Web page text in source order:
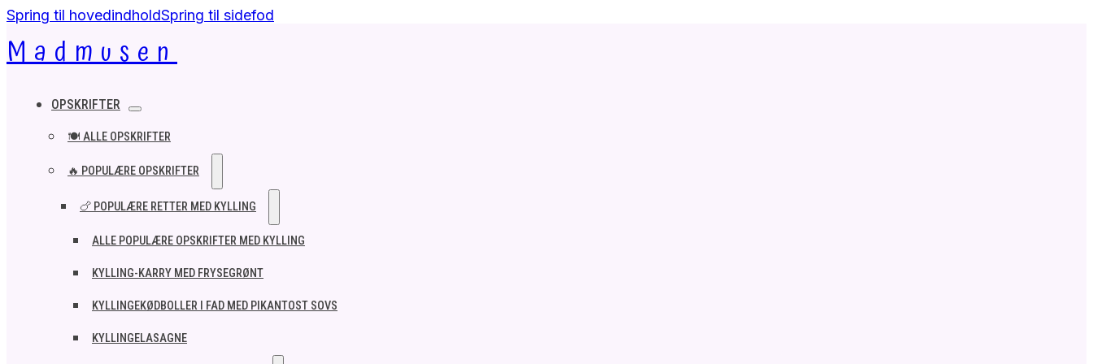
Spring til hovedindholdSpring til sidefod
Madmusen
OPSKRIFTER
🍽️ ALLE OPSKRIFTER
🔥 POPULÆRE OPSKRIFTER
🍗 POPULÆRE RETTER MED KYLLING
ALLE POPULÆRE OPSKRIFTER MED KYLLING
KYLLING-KARRY MED FRYSEGRØNT
KYLLINGEKØDBOLLER I FAD MED PIKANTOST SOVS
KYLLINGELASAGNE